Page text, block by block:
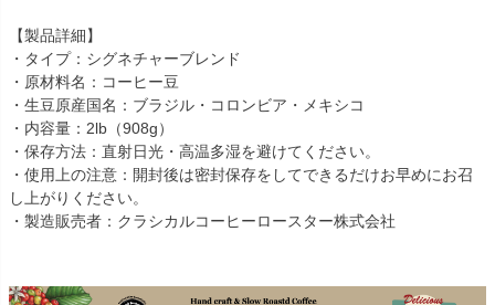
【製品詳細】
・タイプ：シグネチャーブレンド
・原材料名：コーヒー豆
・生豆原産国名：ブラジル・コロンビア・メキシコ
・内容量：2lb（908g）
・保存方法：直射日光・高温多湿を避けてください。
・使用上の注意：開封後は密封保存をしてできるだけお早めにお召
し上がりください。
・製造販売者：クラシカルコーヒーロースター株式会社